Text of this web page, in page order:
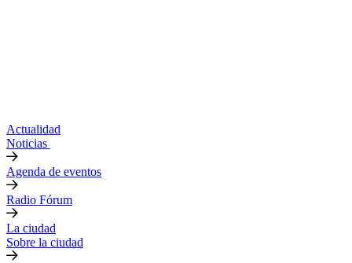
Actualidad
Noticias
Agenda de eventos
Radio Fórum
La ciudad
Sobre la ciudad